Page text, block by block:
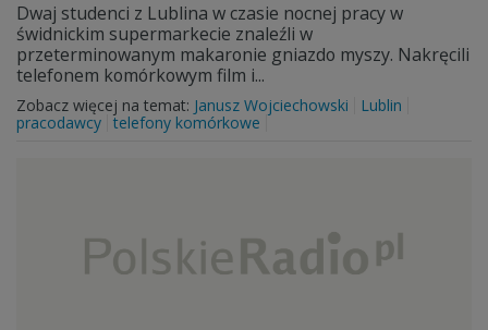
Dwaj studenci z Lublina w czasie nocnej pracy w
świdnickim supermarkecie znaleźli w
przeterminowanym makaronie gniazdo myszy. Nakręcili
telefonem komórkowym film i...
Zobacz więcej na temat: Janusz Wojciechowski
Lublin
pracodawcy telefony komórkowe